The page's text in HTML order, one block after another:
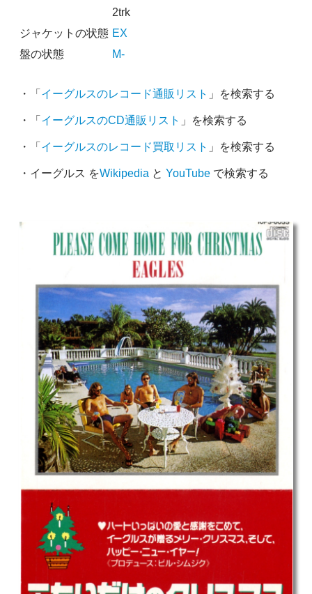
2trk
ジャケットの状態 EX
盤の状態
M-
・「 イーグルスのレコード通販リスト 」を検索する
・「 イーグルスのCD通販リスト 」を検索する
・「 イーグルスのレコード買取リスト 」を検索する
・イーグルス をWikipedia と YouTubeで検索する